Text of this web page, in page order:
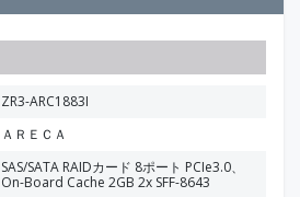
ZR3-ARC1883I
ＡＲＥＣＡ
SAS/SATA RAIDカード 8ポート PCIe3.0、
On-Board Cache 2GB 2x SFF-8643